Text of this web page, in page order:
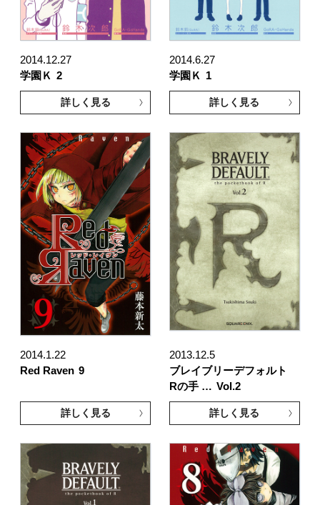
2014.12.27
学園Ｋ 2
詳しく見る
2014.6.27
学園Ｋ
1
詳しく見る
2014.1.22
Red Raven 9
詳しく見る
2013.12.5
ブレイブリーデフォルト
Rの手 … Vol.2
詳しく見る